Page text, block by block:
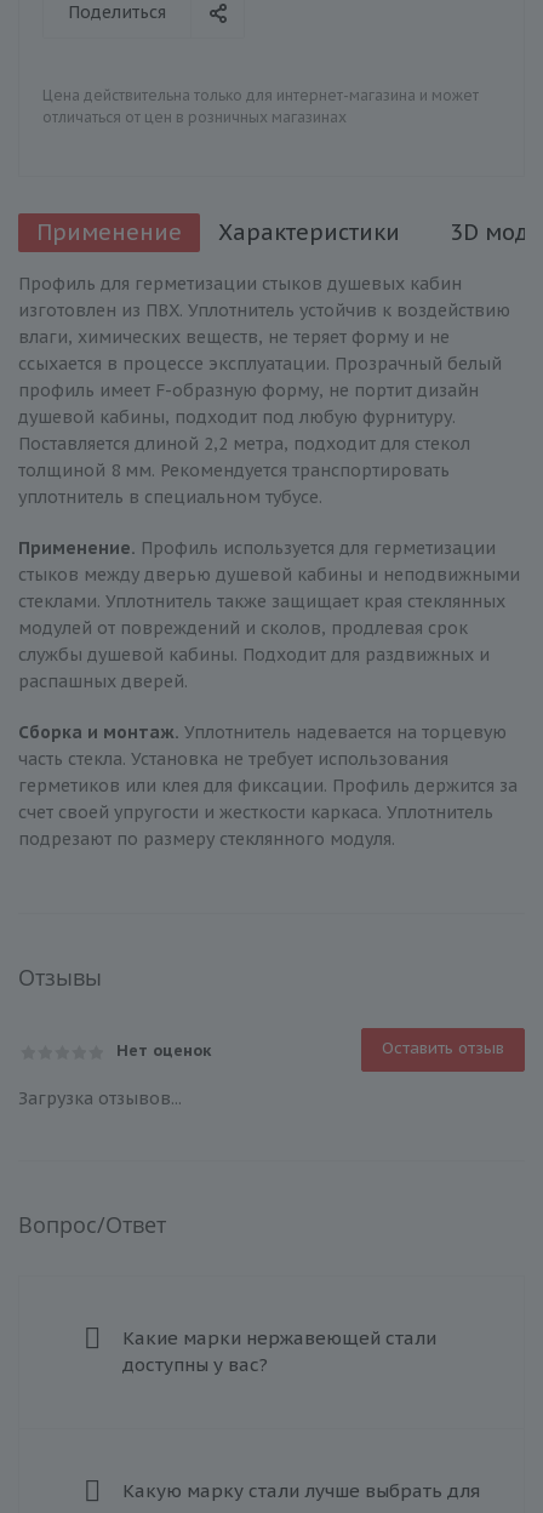
Поделиться
Цена действительна только для интернет-магазина и может
отличаться от цен в розничных магазинах
Применение Характеристики 3D
Профиль для герметизации стыков душевых кабин
изготовлен из ПВХ. Уплотнитель устойчив к воздействию
влаги, химических веществ, не теряет форму и не
ссыхается в процессе эксплуатации. Прозрачный белый
профиль имеет F-образную форму, не портит дизайн
душевой кабины, подходит под любую фурнитуру.
Поставляется длиной 2,2 метра, подходит для стекол
толщиной 8 мм. Рекомендуется транспортировать
уплотнитель в специальном тубусе.
Применение. Профиль используется для герметизации
стыков между дверью душевой кабины и неподвижными
стеклами. Уплотнитель также защищает края стеклянных
модулей от повреждений и сколов, продлевая срок
службы душевой кабины. Подходит для раздвижных и
распашных дверей.
Сборка и монтаж. Уплотнитель надевается на торцевую
часть стекла. Установка не требует использования
герметиков или клея для фиксации. Профиль держится за
счет своей упругости и жесткости каркаса. Уплотнитель
подрезают по размеру стеклянного модуля.
Отзывы
Нет оценок Оставить отзыв
Загрузка отзывов...
Вопрос/Ответ
Какие марки нержавеющей стали
доступны у вас?
Какую марку стали лучше выбрать для